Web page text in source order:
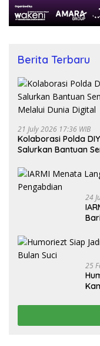
Berita Terbaru
21 July 2026 17:36 WIB
Kolaborasi Polda
Salurkan Bantuan
24
25